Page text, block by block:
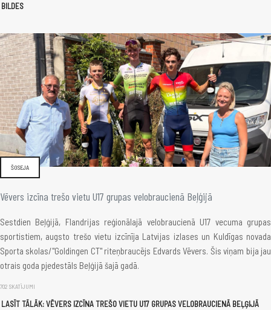
BILDES
ŠOSEJA
Vēvers izcīna trešo vietu U17 grupas velobraucienā Beļģijā
Sestdien Beļģijā, Flandrijas reģionālajā velobraucienā U17 vecuma grupas
sportistiem, augsto trešo vietu izcīnīja Latvijas izlases un Kuldīgas novada
Sporta skolas/"Goldingen CT" riteņbraucējs Edvards Vēvers. Šis viņam bija jau
otrais goda pjedestāls Beļģijā šajā gadā.
702 SKATĪJUMI
LASĪT TĀLĀK: VĒVERS IZCĪNA TREŠO VIETU U17 GRUPAS VELOBRAUCIENĀ BEĻĢIJĀ